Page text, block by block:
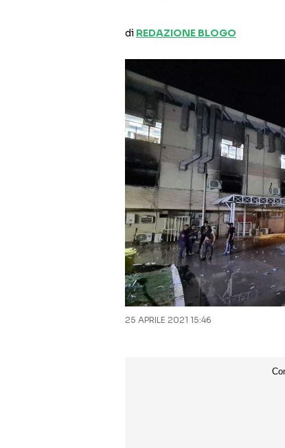
di REDAZIONE BLOGO
25 APRILE 2021 15:46